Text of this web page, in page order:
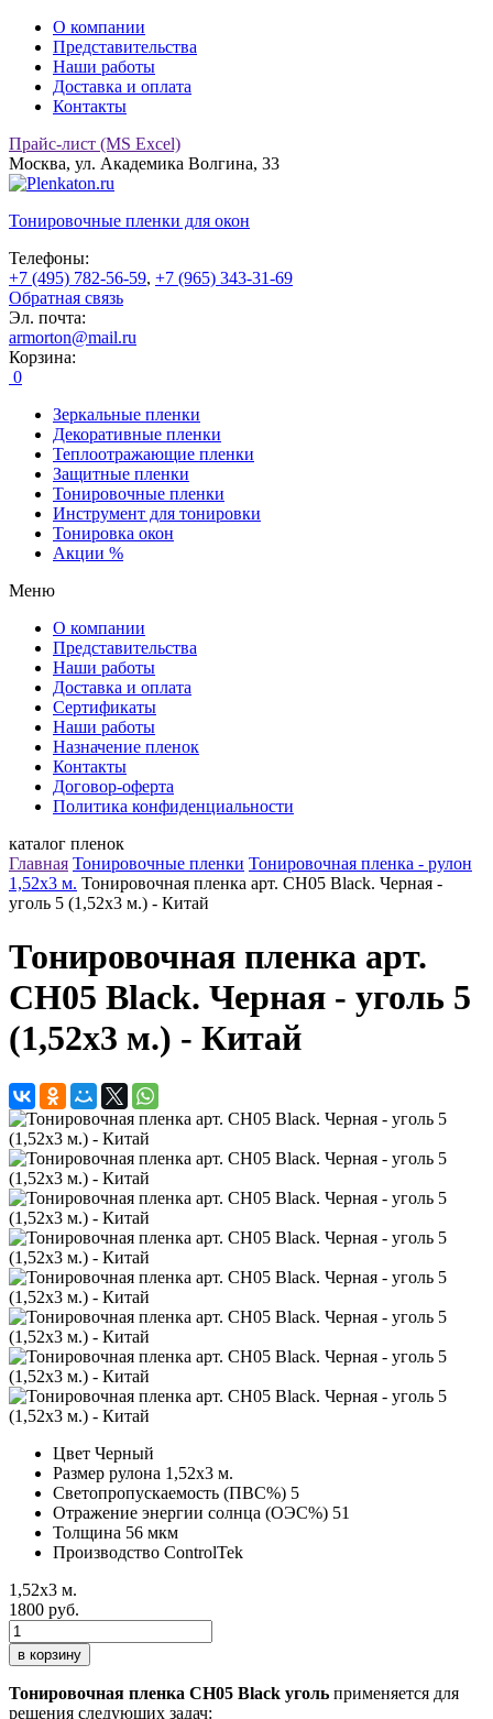
О компании
Представительства
Наши работы
Доставка и оплата
Контакты
Прайс-лист (MS Excel)
Москва, ул. Академика Волгина, 33
Тонировочные пленки для окон
Телефоны:
+7 (495) 782-56-59, +7 (965) 343-31-69
Обратная связь
Эл. почта:
armorton@mail.ru
Корзина:
0
Зеркальные пленки
Декоративные пленки
Теплоотражающие пленки
Защитные пленки
Тонировочные пленки
Инструмент для тонировки
Тонировка окон
Акции %
Меню
О компании
Представительства
Наши работы
Доставка и оплата
Сертификаты
Наши работы
Назначение пленок
Контакты
Договор-оферта
Политика конфиденциальности
каталог пленок
Главная Тонировочные пленки Тонировочная пленка - рулон
1,52х3 м. Тонировочная пленка арт. CH05 Black. Черная -
уголь 5 (1,52х3 м.) - Китай
Тонировочная пленка арт.
CH05 Black. Черная - уголь 5
(1,52х3 м.) - Китай
Цвет Черный
Размер рулона 1,52х3 м.
Светопропускаемость (ПВС%) 5
Отражение энергии солнца (ОЭС%) 51
Толщина 56 мкм
Производство ControlTek
1,52х3 м.
1800 руб.
в корзину
Тонировочная пленка CH05 Black уголь применяется для
решения следующих задач: